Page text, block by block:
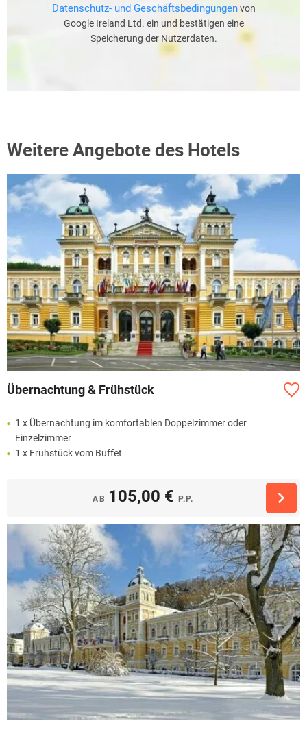
Datenschutz- und Geschäftsbedingungenvon
Google Ireland Ltd. ein und bestätigen eine
Speicherung der Nutzerdaten.
Weitere Angebote des Hotels
Übernachtung & Frühstück
1 x Übernachtung im komfortablen Doppelzimmer oder
Einzelzimmer
1 x Frühstück vom Buffet
AB 105,00 € P.P.